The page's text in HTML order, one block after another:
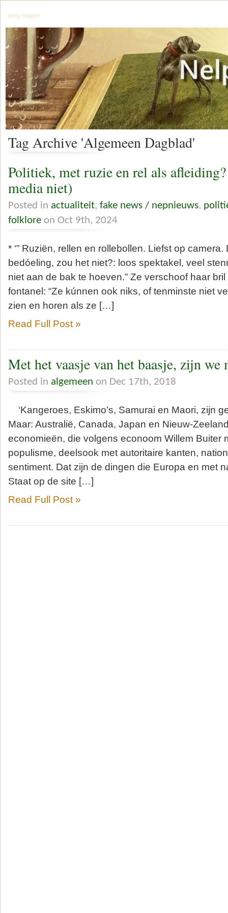
jerry mager
Tag Archive 'Algemeen Dagblad'
Politiek, met ruzie en rel als afleiding?
media niet)
Posted in actualiteit, fake news / nepnieuws,
folklore on Oct 9th, 2024
* ‘” Ruziën, rellen en rollebollen. Liefst op camera.
bedóeling, zou het niet?: loos spektakel, veel
niet aan de bak te hoeven.” Ze verschoof haar
fontanel: “Ze kúnnen ook niks, of tenminste niet
zien en horen als ze […]
Read Full Post »
Met het vaasje van het baasje, zijn we
Posted in algemeen on Dec 17th, 2018
‘Kangeroes, Eskimo’s, Samurai en Maori, zijn
Maar: Australië, Canada, Japan en Nieuw-
economieën, die volgens econoom Willem Buiter
populisme, deelsook met autoritaire kanten,
sentiment. Dat zijn de dingen die Europa en met
Staat op de site […]
Read Full Post »